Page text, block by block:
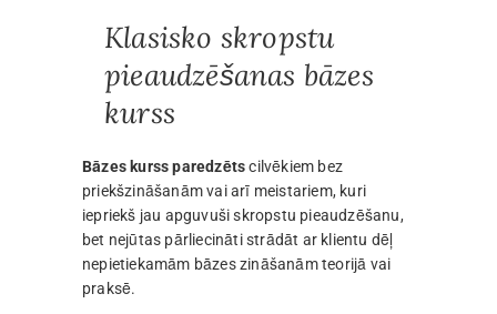
Klasisko skropstu
pieaudzēšanas bāzes
kurss
Bāzes kurss paredzētscilvēkiem bez
priekšzināšanām vai arī meistariem, kuri
iepriekš jau apguvuši skropstu pieaudzēšanu,
bet nejūtas pārliecināti strādāt ar klientu dēļ
nepietiekamām bāzes zināšanām teorijā vai
praksē.